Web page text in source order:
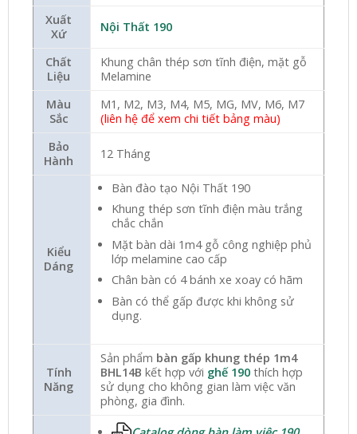
Xuất
Xứ
Nội Thất 190
Chất
Liệu
Khung chân thép sơn tĩnh điện, mặt gỗ
Melamine
Màu
Sắc
M1, M2, M3, M4, M5, MG, MV, M6, M7
(liên hệ để xem chi tiết bảng màu)
Bảo
Hành
12 Tháng
Kiểu
Dáng
Bàn đào tạo Nội Thất 190
Khung thép sơn tĩnh điện màu trắng
chắc chắn
Mặt bàn dài 1m4 gỗ công nghiệp phủ
lớp melamine cao cấp
Chân bàn có 4 bánh xe xoay có hãm
Bàn có thể gấp được khi không sử
dụng.
Tính
Năng
Sản phẩm bàn gấp khung thép 1m4
BHL14Bkết hợp với ghế 190 thích hợp
sử dụng cho không gian làm việc văn
phòng, gia đình.